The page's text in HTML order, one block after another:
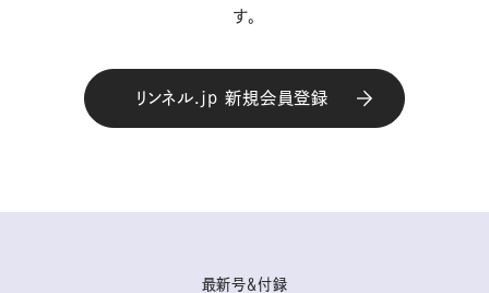
す。
リンネル.jp 新規会員登録
最新号＆付録